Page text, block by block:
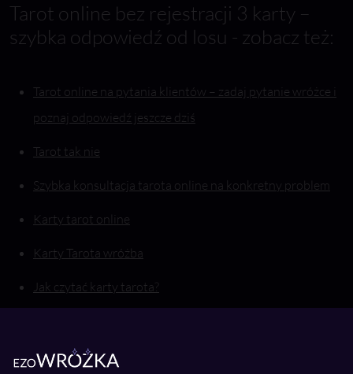
Tarot online bez rejestracji 3 karty –
szybka odpowiedź od losu - zobacz też:
Tarot online na pytania klientów – zadaj pytanie wróżce i
poznaj odpowiedź jeszcze dziś
Tarot tak nie
Szybka konsultacja tarota online na konkretny problem
Karty tarot online
Karty Tarota wróżba
Jak czytać karty tarota?
Tarot na miłość: Jak postawić karty tarota na uczucia?